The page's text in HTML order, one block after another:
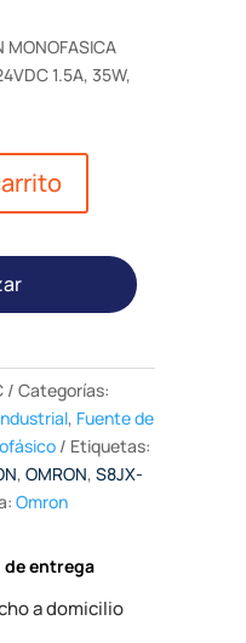
MONOFASICA
1.5A, 35W,
Categorías:
, Fuente de
Etiquetas:
, OMRON, S8JX-
Omron
entrega
a domicilio